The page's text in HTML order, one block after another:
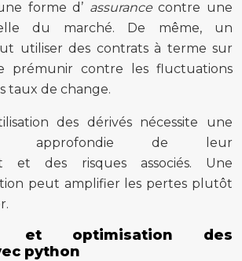
forme d’ assurancecontre une
du marché. De même, un
utiliser des contrats à terme sur
prémunir contre les fluctuations
taux de change.
des dérivés nécessite une
approfondie de leur
et des risques associés. Une
peut amplifier les pertes plutôt
et optimisation des
python